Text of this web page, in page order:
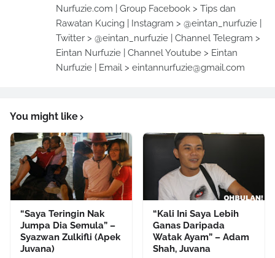
Nurfuzie.com | Group Facebook > Tips dan
Rawatan Kucing | Instagram > @eintan_nurfuzie |
Twitter > @eintan_nurfuzie | Channel Telegram >
Eintan Nurfuzie | Channel Youtube > Eintan
Nurfuzie | Email > eintannurfuzie@gmail.com
You might like
“Saya Teringin Nak
Jumpa Dia Semula” –
Syazwan Zulkifli (Apek
Juvana)
“Kali Ini Saya Lebih
Ganas Daripada
Watak Ayam” – Adam
Shah, Juvana